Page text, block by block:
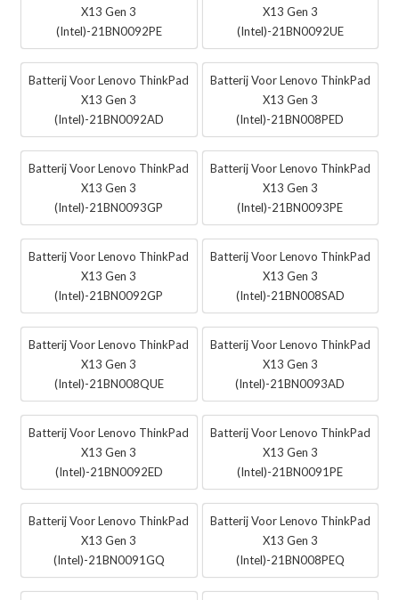
X13 Gen 3
(Intel)-21BN0092PE
X13 Gen 3
(Intel)-21BN0092UE
Batterij Voor Lenovo ThinkPad
X13 Gen 3
(Intel)-21BN0092AD
Batterij Voor Lenovo ThinkPad
X13 Gen 3
(Intel)-21BN008PED
Batterij Voor Lenovo ThinkPad
X13 Gen 3
(Intel)-21BN0093GP
Batterij Voor Lenovo ThinkPad
X13 Gen 3
(Intel)-21BN0093PE
Batterij Voor Lenovo ThinkPad
X13 Gen 3
(Intel)-21BN0092GP
Batterij Voor Lenovo ThinkPad
X13 Gen 3
(Intel)-21BN008SAD
Batterij Voor Lenovo ThinkPad
X13 Gen 3
(Intel)-21BN008QUE
Batterij Voor Lenovo ThinkPad
X13 Gen 3
(Intel)-21BN0093AD
Batterij Voor Lenovo ThinkPad
X13 Gen 3
(Intel)-21BN0092ED
Batterij Voor Lenovo ThinkPad
X13 Gen 3
(Intel)-21BN0091PE
Batterij Voor Lenovo ThinkPad
X13 Gen 3
(Intel)-21BN0091GQ
Batterij Voor Lenovo ThinkPad
X13 Gen 3
(Intel)-21BN008PEQ